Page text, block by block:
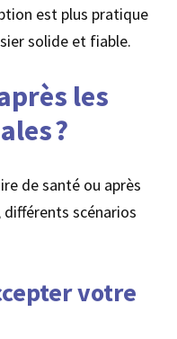
est plus pratique
solide et fiable.
les
?
de santé ou après
scénarios
votre